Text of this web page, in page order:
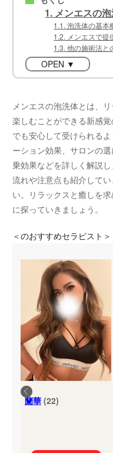
1. メンエスの
1.1. 泡洗体の基本
1.2. メンエスで提
1.3. 他の施術法と
OPEN ▼
メンエスの泡洗体とは、
楽しむことができる新感
でも安心して受けられる
ーション効果、サロンの
乗効果などを詳しく解説
流れや注意点も紹介して
い。リラックスと癒しを
に探っていきましょう。
＜のおすすめセラピスト＞
蘭華(22)